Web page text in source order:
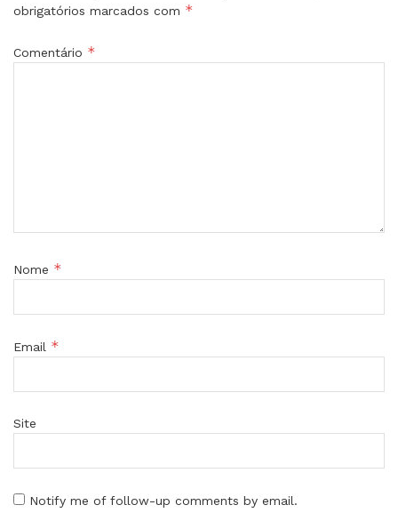
obrigatórios marcados com *
Comentário *
Nome *
Email *
Site
Notify me of follow-up comments by email.